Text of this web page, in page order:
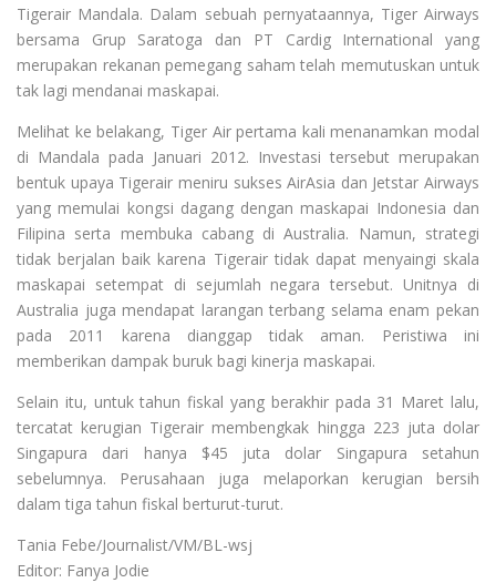
Tigerair Mandala. Dalam sebuah pernyataannya, Tiger Airways
bersama Grup Saratoga dan PT Cardig International yang
merupakan rekanan pemegang saham telah memutuskan untuk
tak lagi mendanai maskapai.
Melihat ke belakang, Tiger Air pertama kali menanamkan modal
di Mandala pada Januari 2012. Investasi tersebut merupakan
bentuk upaya Tigerair meniru sukses AirAsia dan Jetstar Airways
yang memulai kongsi dagang dengan maskapai Indonesia dan
Filipina serta membuka cabang di Australia. Namun, strategi
tidak berjalan baik karena Tigerair tidak dapat menyaingi skala
maskapai setempat di sejumlah negara tersebut. Unitnya di
Australia juga mendapat larangan terbang selama enam pekan
pada 2011 karena dianggap tidak aman. Peristiwa ini
memberikan dampak buruk bagi kinerja maskapai.
Selain itu, untuk tahun fiskal yang berakhir pada 31 Maret lalu,
tercatat kerugian Tigerair membengkak hingga 223 juta dolar
Singapura dari hanya $45 juta dolar Singapura setahun
sebelumnya. Perusahaan juga melaporkan kerugian bersih
dalam tiga tahun fiskal berturut-turut.
Tania Febe/Journalist/VM/BL-wsj
Editor: Fanya Jodie